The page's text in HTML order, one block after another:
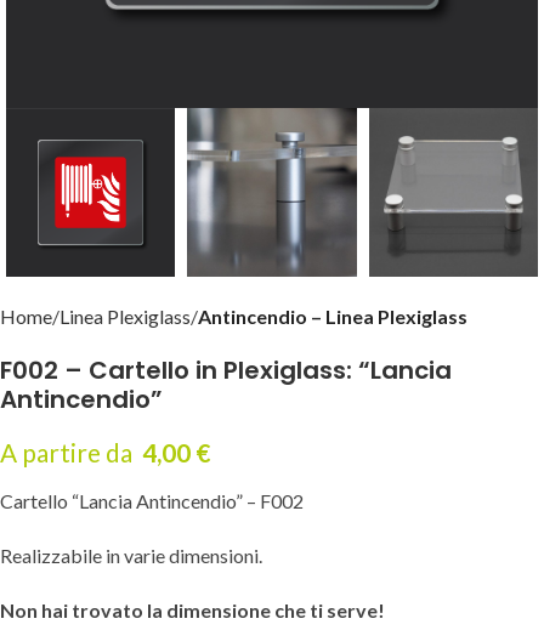
Home Linea Plexiglass Antincendio – Linea Plexiglass
F002 – Cartello in Plexiglass: “Lancia
Antincendio”
A partire da 4,00 €
Cartello “Lancia Antincendio” – F002
Realizzabile in varie dimensioni.
Non hai trovato la dimensione che ti serve!